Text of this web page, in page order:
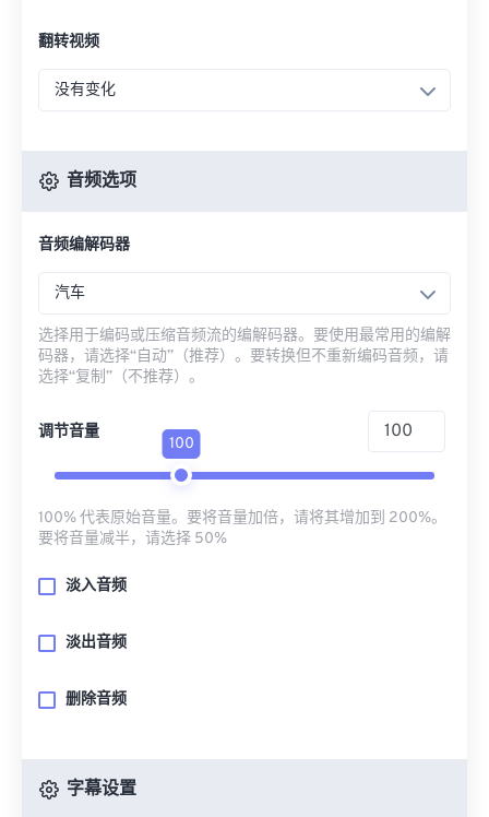
翻转视频
没有变化
音频选项
音频编解码器
汽车
选择用于编码或压缩音频流的编解码器。要使用最常用的编解
码器，请选择“自动”（推荐）。要转换但不重新编码音频，请
选择“复制”（不推荐）。
调节音量
100
100% 代表原始音量。要将音量加倍，请将其增加到 200%。
要将音量减半，请选择 50%
淡入音频
淡出音频
删除音频
字幕设置